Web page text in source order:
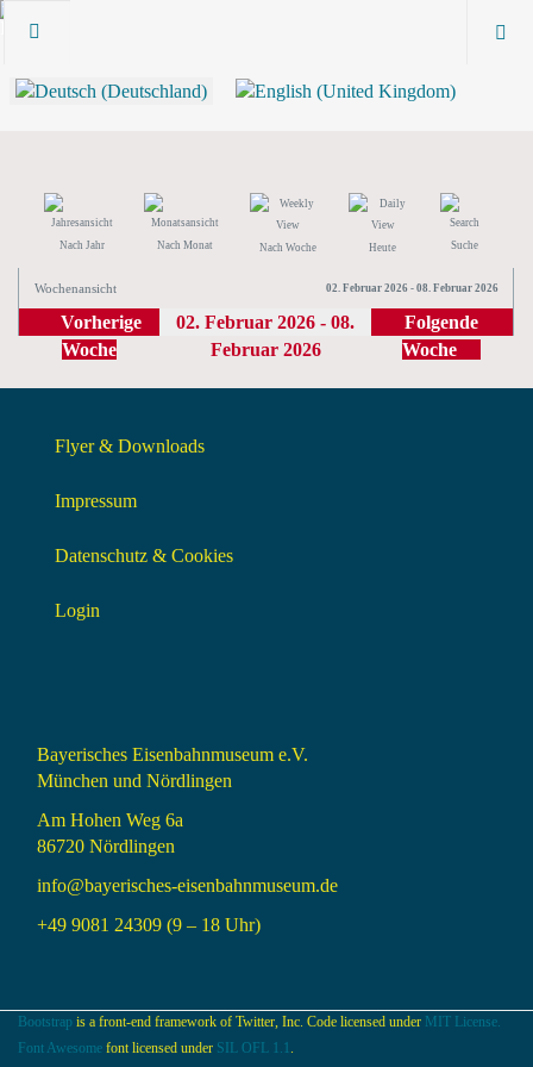
Nach Jahr Nach Monat Nach Woche Heute Suche
Wochenansicht 02. Februar 2026 - 08. Februar 2026
Vorherige
Woche
02. Februar 2026 - 08.
Februar 2026
Folgende
Woche
Flyer & Downloads
Impressum
Datenschutz & Cookies
Login
Bayerisches Eisenbahnmuseum e.V.
München und Nördlingen
Am Hohen Weg 6a
86720 Nördlingen
info@bayerisches-eisenbahnmuseum.de
+49 9081 24309 (9 – 18 Uhr)
Bootstrap is a front-end framework of Twitter, Inc. Code licensed under MIT License.
Font Awesome font licensed under SIL OFL 1.1 .